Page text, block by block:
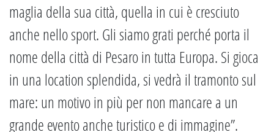
maglia della sua città, quella in cui è cresciuto
anche nello sport. Gli siamo grati perché porta il
nome della città di Pesaro in tutta Europa. Si gioca
in una location splendida, si vedrà il tramonto sul
mare: un motivo in più per non mancare a un
grande evento anche turistico e di immagine”.